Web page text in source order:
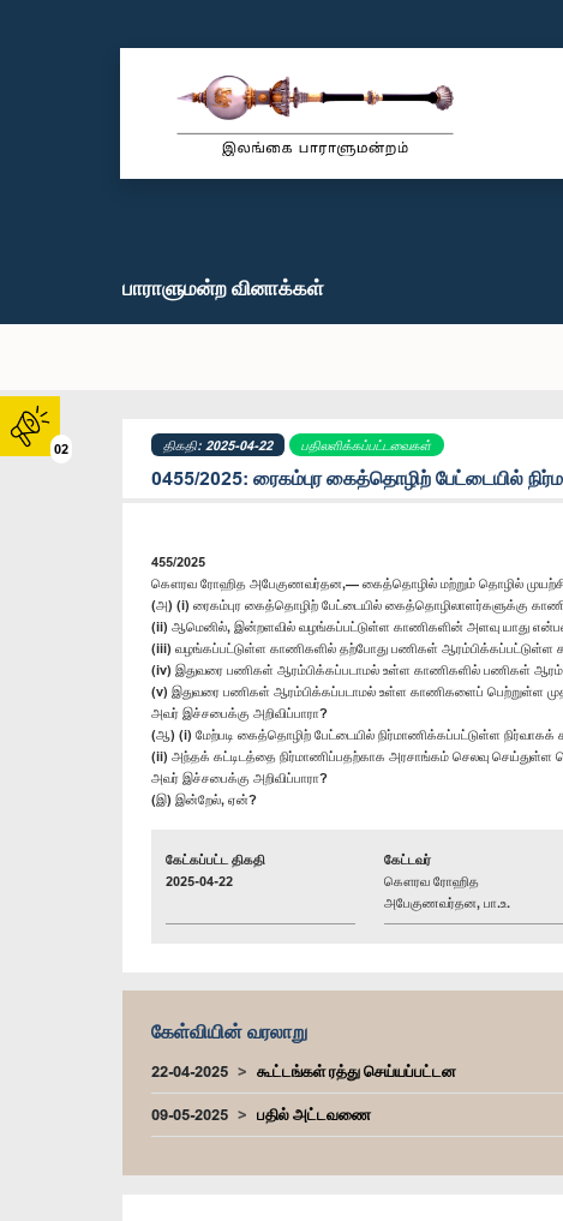
02
பாராளுமன்ற வினாக்கள்
திகதி: 2025-04-22 பதிலளிக்கப்பட்டவைகள்
0455/2025: ரைகம்புர கைத்தொழிற் பேட்டையில்
455/2025
கௌரவ ரோஹித அபேகுணவர்தன,— கைத்தொழில் மற்றும் தொழில்
(அ) (i) ரைகம்புர கைத்தொழிற் பேட்டையில் கைத்தொழிலாளர்களுக்கு
(ii) ஆமெனில், இன்றளவில் வழங்கப்பட்டுள்ள காணிகளின் அளவு யாது
(iii) வழங்கப்பட்டுள்ள காணிகளில் தற்போது பணிகள் ஆரம்பிக்கப்பட்டுள்ள
(iv) இதுவரை பணிகள் ஆரம்பிக்கப்படாமல் உள்ள காணிகளில் பணிகள்
(v) இதுவரை பணிகள் ஆரம்பிக்கப்படாமல் உள்ள காணிகளைப் பெற்றுள்ள
அவர் இச்சபைக்கு அறிவிப்பாரா?
(ஆ) (i) மேற்படி கைத்தொழிற் பேட்டையில் நிர்மாணிக்கப்பட்டுள்ள
(ii) அந்தக் கட்டிடத்தை நிர்மாணிப்பதற்காக அரசாங்கம் செலவு
அவர் இச்சபைக்கு அறிவிப்பாரா?
(இ) இன்றேல், ஏன்?
கேட்கப்பட்ட திகதி
2025-04-22
கேட்டவர்
கௌரவ ரோஹித
அபேகுணவர்தன, பா.உ.
கேள்வியின் வரலாறு
22-04-2025
கூட்டங்கள் ரத்து செய்யப்பட்டன
09-05-2025
பதில் அட்டவணை